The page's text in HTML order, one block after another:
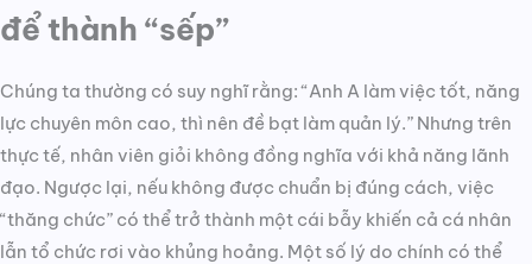
để thành “sếp”
Chúng ta thường có suy nghĩ rằng: “Anh A làm việc tốt, năng
lực chuyên môn cao, thì nên đề bạt làm quản lý.” Nhưng trên
thực tế, nhân viên giỏi không đồng nghĩa với khả năng lãnh
đạo. Ngược lại, nếu không được chuẩn bị đúng cách, việc
“thăng chức” có thể trở thành một cái bẫy khiến cả cá nhân
lẫn tổ chức rơi vào khủng hoảng. Một số lý do chính có thể